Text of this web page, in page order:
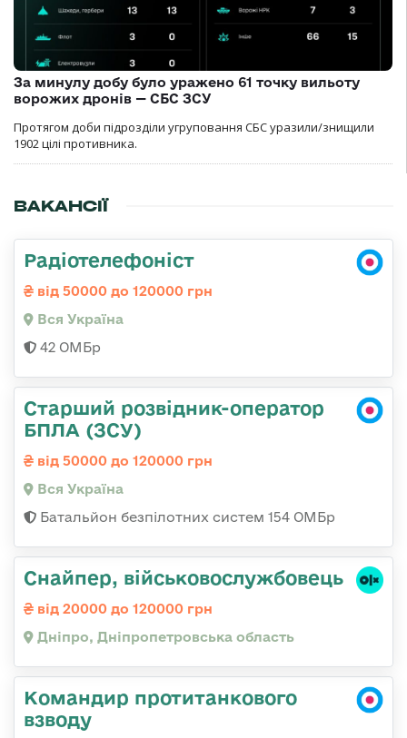
За минулу добу було уражено 61 точку вильоту
ворожих дронів — СБС ЗСУ
Протягом доби підрозділи угруповання СБС уразили/знищили
1902 цілі противника.
ВАКАНСІЇ
Радіотелефоніст
від 50000 до 120000 грн
Вся Україна
42 ОМБр
Старший розвідник-оператор
БПЛА (ЗСУ)
від 50000 до 120000 грн
Вся Україна
Батальйон безпілотних систем 154 ОМБр
Снайпер, військовослужбовець
від 20000 до 120000 грн
Дніпро, Дніпропетровська область
Командир протитанкового
взводу